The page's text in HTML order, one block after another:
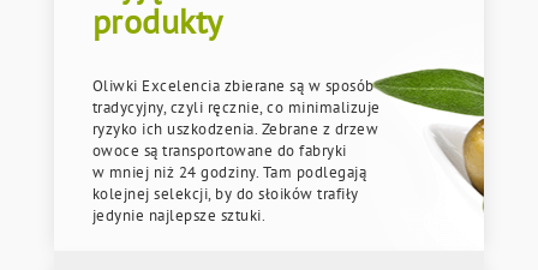
produkty
Oliwki Excelencia zbierane są w sposób
tradycyjny, czyli ręcznie, co minimalizuje
ryzyko ich uszkodzenia. Zebrane z drzew
owoce są transportowane do fabryki
w mniej niż 24 godziny. Tam podlegają
kolejnej selekcji, by do słoików trafiły
jedynie najlepsze sztuki.